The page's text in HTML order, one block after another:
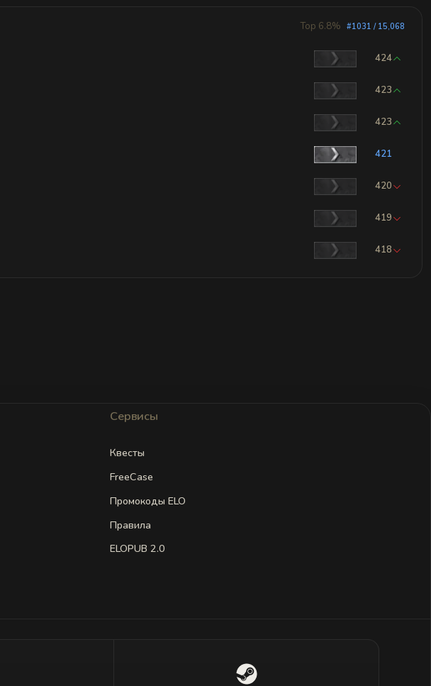
Top 6.8% #1031 / 15,068
424
423
423
421
420
419
418
Сервисы
Квесты
FreeCase
Промокоды ELO
Правила
ELOPUB 2.0